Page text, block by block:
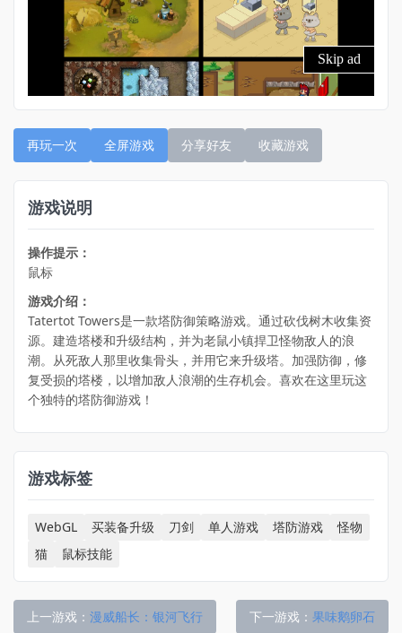
再玩一次 全屏游戏 分享好友 收藏游戏
游戏说明
操作提示：
鼠标
游戏介绍：
Tatertot Towers是一款塔防御策略游戏。通过砍伐树木收集资
源。建造塔楼和升级结构，并为老鼠小镇捍卫怪物敌人的浪
潮。从死敌人那里收集骨头，并用它来升级塔。加强防御，修
复受损的塔楼，以增加敌人浪潮的生存机会。喜欢在这里玩这
个独特的塔防御游戏！
游戏标签
WebGL 买装备升级 刀剑 单人游戏 塔防游戏
怪物
猫
鼠标技能
上一游戏： 漫威船长：银河飞行 下一游戏： 果味鹅卵石